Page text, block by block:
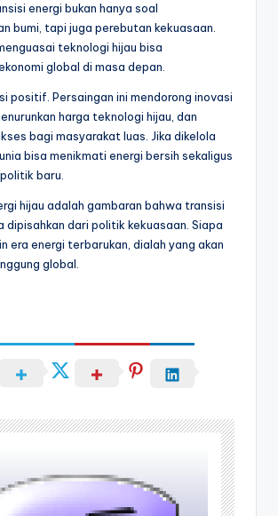
energi bukan hanya soal
bumi, tapi juga perebutan kekuasaan.
teknologi hijau bisa
global di masa depan.
positif. Persaingan ini mendorong inovasi
harga teknologi hijau, dan
bagi masyarakat luas. Jika dikelola
bisa menikmati energi bersih sekaligus
baru.
hijau adalah gambaran bahwa transisi
dipisahkan dari politik kekuasaan. Siapa
era energi terbarukan, dialah yang akan
global.